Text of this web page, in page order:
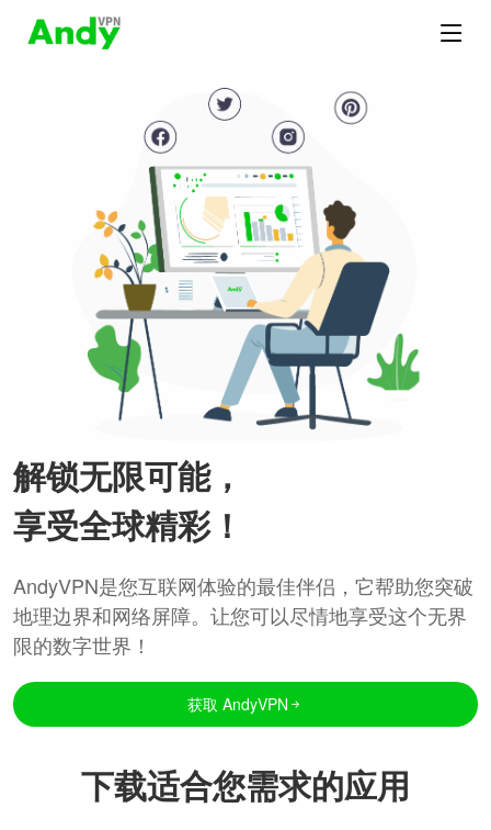
解锁无限可能，
享受全球精彩！
AndyVPN是您互联网体验的最佳伴侣，它帮助您突破
地理边界和网络屏障。让您可以尽情地享受这个无界
限的数字世界！
获取 AndyVPN
下载适合您需求的应用